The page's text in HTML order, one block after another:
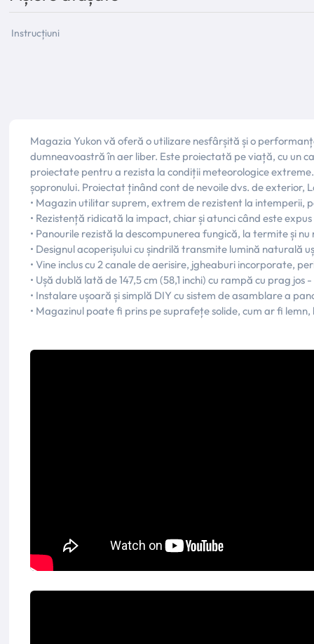
Instrucțiuni
Magazia Yukon vă oferă o utilizare nesfârșită și o
dumneavoastră în aer liber. Este proiectată pe viață, cu un
proiectate pentru a rezista la condiții meteorologice
șopronului. Proiectat ținând cont de nevoile dvs. de exterior,
• Magazin utilitar suprem, extrem de rezistent la
• Rezistență ridicată la impact, chiar și atunci când este
• Panourile rezistă la descompunerea fungică, la termite și
• Designul acoperișului cu șindrilă transmite lumină naturală
• Vine inclus cu 2 canale de aerisire, jgheaburi incorporate,
• Ușă dublă lată de 147,5 cm (58,1 inchi) cu rampă cu prag
• Instalare ușoară și simplă DIY cu sistem de asamblare a
• Magazinul poate fi prins pe suprafețe solide, cum ar fi